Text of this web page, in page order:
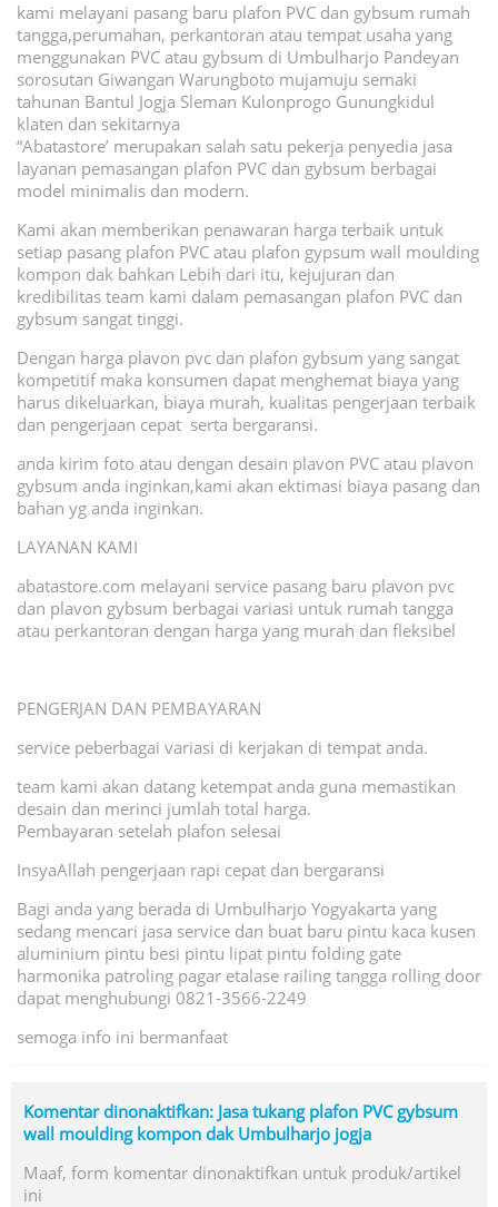
kami melayani pasang baru plafon PVC dan gybsum rumah
tangga,perumahan, perkantoran atau tempat usaha yang
menggunakan PVC atau gybsum di Umbulharjo Pandeyan
sorosutan Giwangan Warungboto mujamuju semaki
tahunan Bantul Jogja Sleman Kulonprogo Gunungkidul
klaten dan sekitarnya
“Abatastore’ merupakan salah satu pekerja penyedia jasa
layanan pemasangan plafon PVC dan gybsum berbagai
model minimalis dan modern.
Kami akan memberikan penawaran harga terbaik untuk
setiap pasang plafon PVC atau plafon gypsum wall moulding
kompon dak bahkan Lebih dari itu, kejujuran dan
kredibilitas team kami dalam pemasangan plafon PVC dan
gybsum sangat tinggi.
Dengan harga plavon pvc dan plafon gybsum yang sangat
kompetitif maka konsumen dapat menghemat biaya yang
harus dikeluarkan, biaya murah, kualitas pengerjaan terbaik
dan pengerjaan cepat serta bergaransi.
anda kirim foto atau dengan desain plavon PVC atau plavon
gybsum anda inginkan,kami akan ektimasi biaya pasang dan
bahan yg anda inginkan.
LAYANAN KAMI
abatastore.com melayani service pasang baru plavon pvc
dan plavon gybsum berbagai variasi untuk rumah tangga
atau perkantoran dengan harga yang murah dan fleksibel
PENGERJAN DAN PEMBAYARAN
service peberbagai variasi di kerjakan di tempat anda.
team kami akan datang ketempat anda guna memastikan
desain dan merinci jumlah total harga.
Pembayaran setelah plafon selesai
InsyaAllah pengerjaan rapi cepat dan bergaransi
Bagi anda yang berada di Umbulharjo Yogyakarta yang
sedang mencari jasa service dan buat baru pintu kaca kusen
aluminium pintu besi pintu lipat pintu folding gate
harmonika patroling pagar etalase railing tangga rolling door
dapat menghubungi 0821-3566-2249
semoga info ini bermanfaat
Komentar dinonaktifkan: Jasa tukang plafon PVC gybsum
wall moulding kompon dak Umbulharjo jogja
Maaf, form komentar dinonaktifkan untuk produk/artikel
ini